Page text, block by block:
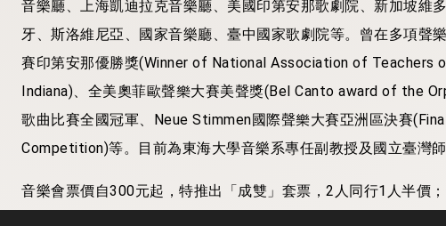
音樂廳、上海凱迪拉克音樂廳、美國印第安那歌劇院、新加坡維
牙、斯洛維尼亞、國家音樂廳、臺中國家歌劇院等。曾在多項聲
賽印第安那優勝獎(Winner of National Association of Teachers
Indiana)、全美奧菲歐聲樂大賽美聲獎(Bel Canto award of the
歌曲比賽全國冠軍、Neue Stimmen國際聲樂大賽亞洲區決賽
Competition)等。目前為東海大學音樂系專任副教授及國立臺灣
音樂會票價自300元起，特推出「成雙」套票，2人同行1人半價